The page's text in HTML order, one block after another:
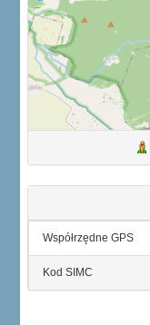
Współrzędne GPS
Kod SIMC